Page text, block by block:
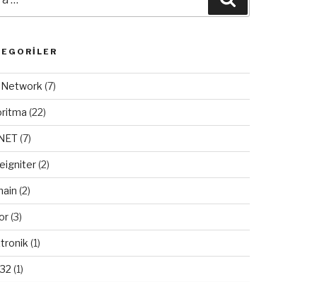
Network (7)
(22)
(7)
(2)
(2)
(3)
(1)
(1)